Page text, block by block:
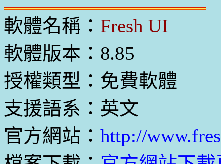
軟體名稱： Fresh UI
軟體版本：8.85
授權類型：免費軟體
支援語系：英文
官方網站： http://